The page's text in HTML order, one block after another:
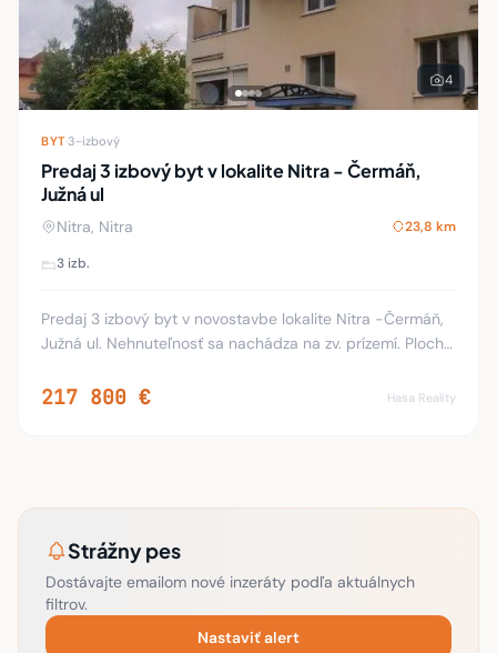
4
BYT·3-izbový
Predaj 3 izbový byt v lokalite Nitra - Čermáň,
Južná ul
Nitra, Nitra 23,8 km
3 izb.
Predaj 3 izbový byt v novostavbe lokalite Nitra -Čermáň,
Južná ul. Nehnuteľnosť sa nachádza na zv. prízemí. Plocha
pivnica. Byt je v OV. Byt má v
217 800 € Hasa Reality
Strážny pes
Dostávajte emailom nové inzeráty podľa aktuálnych
filtrov.
Nastaviť alert